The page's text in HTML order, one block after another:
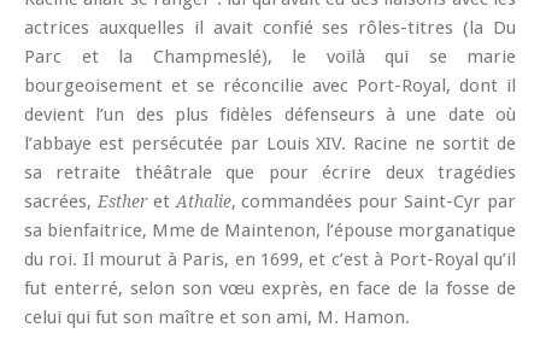
actrices auxquelles il avait confié ses rôles-titres (la Du
Parc et la Champmeslé), le voilà qui se marie
bourgeoisement et se réconcilie avec Port-Royal, dont il
devient l’un des plus fidèles défenseurs à une date où
l’abbaye est persécutée par Louis XIV. Racine ne sortit de
sa retraite théâtrale que pour écrire deux tragédies
sacrées,EstheretAthalie, commandées pour Saint-Cyr par
sa bienfaitrice, Mme de Maintenon, l’épouse morganatique
du roi. Il mourut à Paris, en 1699, et c’est à Port-Royal qu’il
fut enterré, selon son vœu exprès, en face de la fosse de
celui qui fut son maître et son ami, M. Hamon.